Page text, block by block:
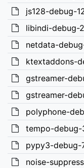
js128-debug-
libindi-debug-
netdata-
ktextaddons-
gstreamer-
gstreamer-
polyphone-
tempo-debug-
pypy3-debug-
noise-